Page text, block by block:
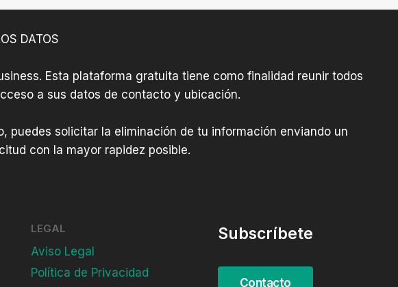
DATOS
Esta plataforma gratuita tiene como finalidad reunir todos
a sus datos de contacto y ubicación.
puedes solicitar la eliminación de tu información enviando un
con la mayor rapidez posible.
LEGAL
Aviso Legal
Política de Privacidad
Subscríbete